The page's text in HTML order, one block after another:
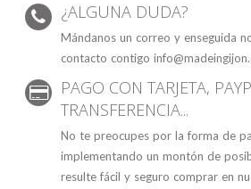
¿ALGUNA DUDA?
Mándanos un correo y enseguida
contacto contigo
PAGO CON TARJETA,
TRANSFERENCIA...
No te preocupes por la forma de
implementando un montón de
resulte fácil y seguro comprar en